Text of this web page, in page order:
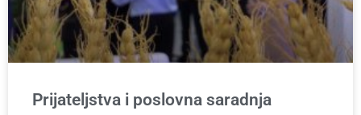
Prijateljstva i poslovna saradnja